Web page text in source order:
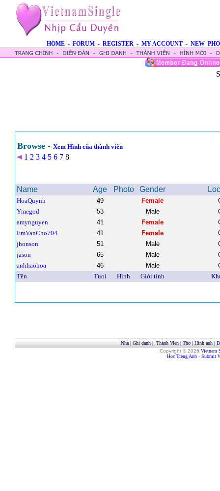
HOME - FORUM - REGISTER - MY ACCOUNT - NEW
Browse - Xem Hình cũa thành viên
1 2 3 4 5 6 7 8
Name Age Photo Gender
HoaQuynh 49 Female
Ymegod
53 Male
amynguyen
41 Female
EmVanCho704
41 Female
jhonson
51 Male
jason
65 Male
anhhaohoa
46 Male
Tên
Tuoi Hình Giới tính
Nhà| Ghi danh| Thành Viên| Thơ| Hình ảnh|
Copyright © 2026 Vietnam
Hoc Tieng Anh - Submit